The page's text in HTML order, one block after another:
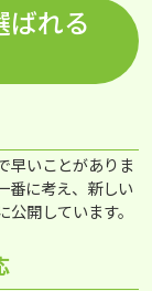
れる
早いことがありま
番に考え、新しい
開しています。